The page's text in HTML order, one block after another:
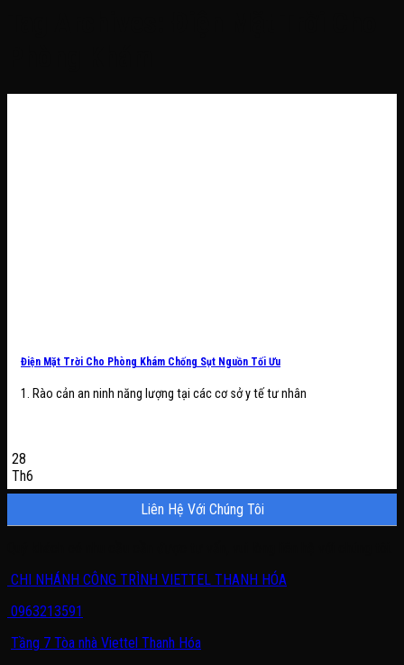
Điện Mặt Trời Cho Phòng Khám Chống Sụt Nguồn Tối Ưu
1. Rào cản an ninh năng lượng tại các cơ sở y tế tư nhân
28
Th6
Liên Hệ Với Chúng Tôi
CHI NHÁNH CÔNG TRÌNH VIETTEL THANH HÓA
0963213591
Tầng 7 Tòa nhà Viettel Thanh Hóa